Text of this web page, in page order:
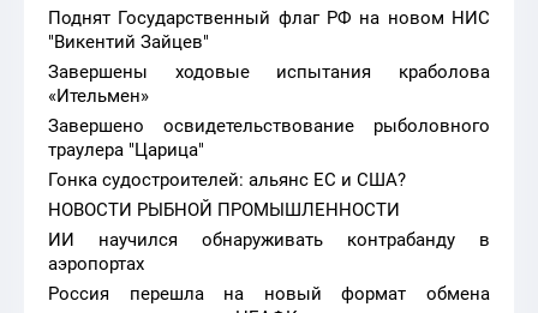
Поднят Государственный флаг РФ на новом НИС
"Викентий Зайцев"
Завершены ходовые испытания краболова
«Ительмен»
Завершено освидетельствование рыболовного
траулера "Царица"
Гонка судостроителей: альянс ЕС и США?
НОВОСТИ РЫБНОЙ ПРОМЫШЛЕННОСТИ
ИИ научился обнаруживать контрабанду в
аэропортах
Россия перешла на новый формат обмена